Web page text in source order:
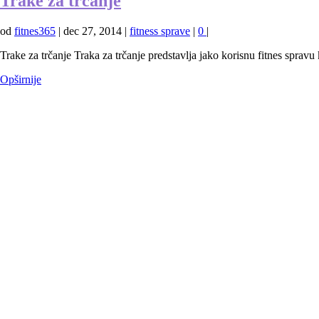
od fitnes365 | dec 27, 2014 | fitness sprave | 0 |
Trake za trčanje Traka za trčanje predstavlja jako korisnu fitnes spravu
Opširnije